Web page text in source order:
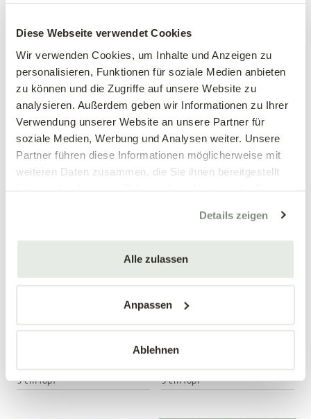
Diese Webseite verwendet Cookies
Wir verwenden Cookies, um Inhalte und Anzeigen zu
personalisieren, Funktionen für soziale Medien anbieten
zu können und die Zugriffe auf unsere Website zu
analysieren. Außerdem geben wir Informationen zu Ihrer
Verwendung unserer Website an unsere Partner für
soziale Medien, Werbung und Analysen weiter. Unsere
Partner führen diese Informationen möglicherweise mit
weiteren Daten zusammen, die Sie ihnen bereitgestellt
Details zeigen
Alle zulassen
Anpassen
Ablehnen
Stiefmütterchen, weiß
3,89 €
3 Stück/Packung
9 cm Topf
Stiefmütterchen, weinrot
3,89 €
3 Stück/Packung
9 cm Topf
Großblumiges
Stiefmütterchen, blau
Viola wittrockiana Hybriden
3,89 €
3 Stück/Packung
9 cm Topf
Mengen-
Großblumiges
Stiefmütterchen, gelb
Viola wittrockiana Hybriden
3 Stück/Packung
9 cm Topf